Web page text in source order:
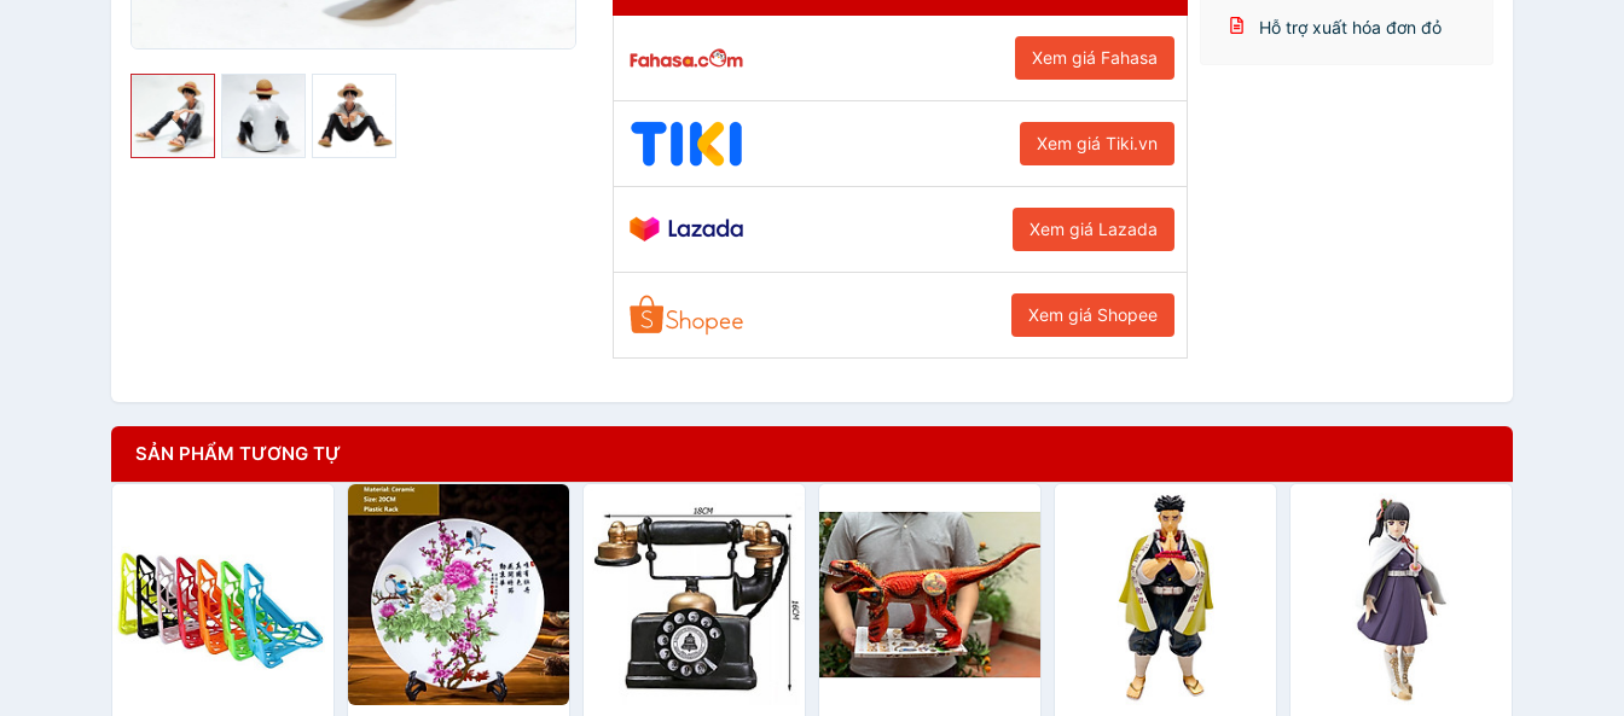
Xem giá Fahasa
Xem giá Tiki.vn
Xem giá Lazada
Xem giá Shopee
Hỗ trợ xuất hóa đơn đỏ
SẢN PHẨM TƯƠNG TỰ